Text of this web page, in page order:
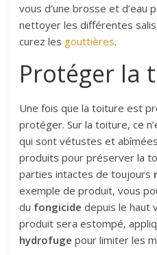
vous d’une brosse et d’eau
nettoyer les différentes
curez les gouttières.
Protéger la
Une fois que la toiture est
protéger. Sur la toiture, ce
qui sont vétustes et
produits pour préserver la
parties intactes de toujours
exemple de produit, vous
du fongicide depuis le haut
produit sera estompé,
hydrofuge pour limiter les